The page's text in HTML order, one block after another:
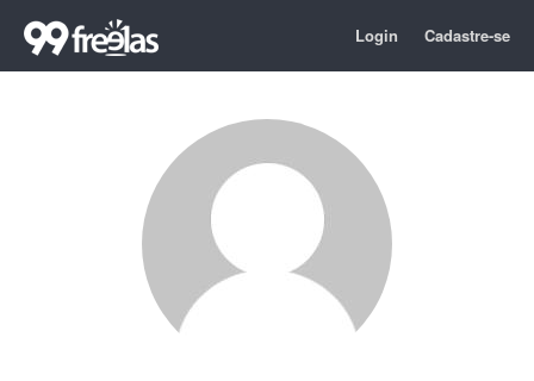
Login Cadastre-se